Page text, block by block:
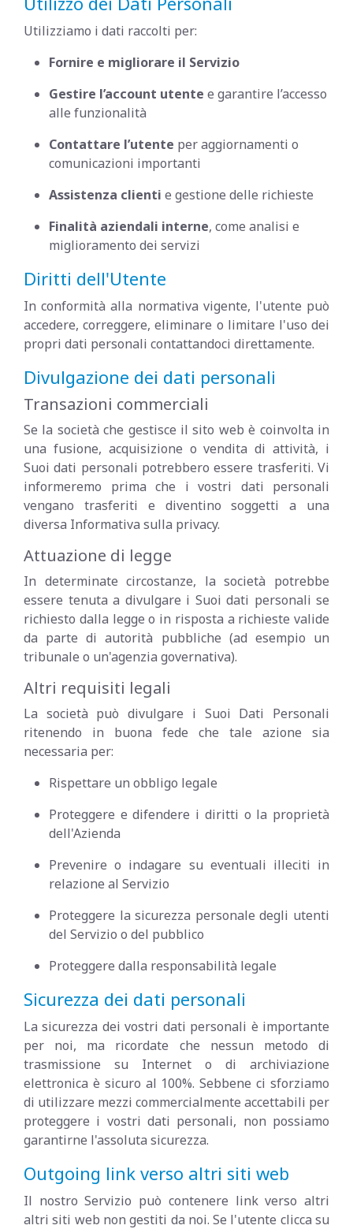
Utilizziamo i dati raccolti per:
Fornire e migliorare il Servizio
Gestire l’account utente e garantire l’accesso
alle funzionalità
Contattare l’utente per aggiornamenti o
comunicazioni importanti
Assistenza clienti e gestione delle richieste
Finalità aziendali interne, come analisi e
miglioramento dei servizi
Diritti dell'Utente
In conformità alla normativa vigente, l'utente può
accedere, correggere, eliminare o limitare l'uso dei
propri dati personali contattandoci direttamente.
Divulgazione dei dati personali
Transazioni commerciali
Se la società che gestisce il sito web è coinvolta in
una fusione, acquisizione o vendita di attività, i
Suoi dati personali potrebbero essere trasferiti. Vi
informeremo prima che i vostri dati personali
vengano trasferiti e diventino soggetti a una
diversa Informativa sulla privacy.
Attuazione di legge
In determinate circostanze, la società potrebbe
essere tenuta a divulgare i Suoi dati personali se
richiesto dalla legge o in risposta a richieste valide
da parte di autorità pubbliche (ad esempio un
tribunale o un'agenzia governativa).
Altri requisiti legali
La società può divulgare i Suoi Dati Personali
ritenendo in buona fede che tale azione sia
necessaria per:
Rispettare un obbligo legale
Proteggere e difendere i diritti o la proprietà
dell'Azienda
Prevenire o indagare su eventuali illeciti in
relazione al Servizio
Proteggere la sicurezza personale degli utenti
del Servizio o del pubblico
Proteggere dalla responsabilità legale
Sicurezza dei dati personali
La sicurezza dei vostri dati personali è importante
per noi, ma ricordate che nessun metodo di
trasmissione su Internet o di archiviazione
elettronica è sicuro al 100%. Sebbene ci sforziamo
di utilizzare mezzi commercialmente accettabili per
proteggere i vostri dati personali, non possiamo
garantirne l'assoluta sicurezza.
Outgoing link verso altri siti web
Il nostro Servizio può contenere link verso altri
altri siti web non gestiti da noi. Se l'utente clicca su